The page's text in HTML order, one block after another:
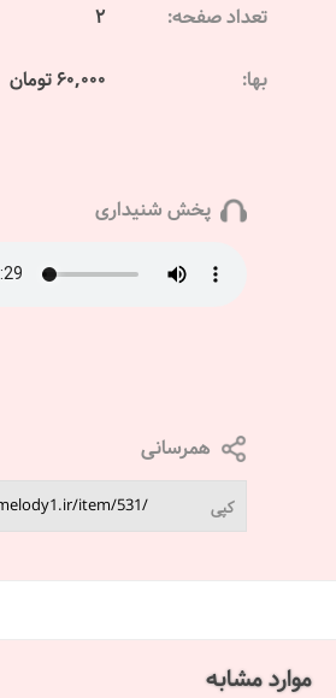
تعداد صفحه: 2
بها: 60,000 تومان
پخش شنیداری
همرسانی
کپی
موارد مشابه